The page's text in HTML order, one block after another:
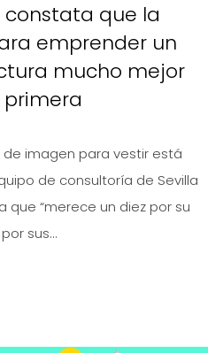
constata que la
emprender un
mucho mejor
imagen para vestir está
de consultoría de Sevilla
que “merece un diez por su
sus...